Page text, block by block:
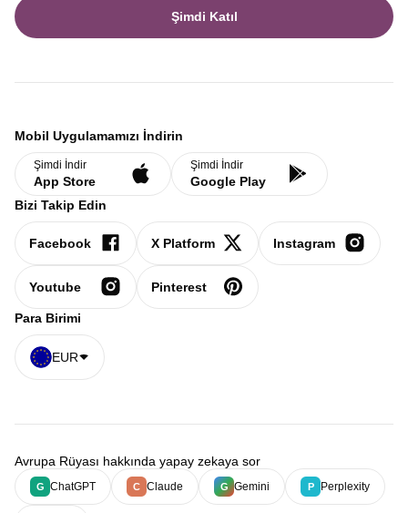
Şimdi Katıl
Mobil Uygulamamızı İndirin
Şimdi İndir
App Store
Şimdi İndir
Google Play
Bizi Takip Edin
Facebook X Platform Instagram
Youtube Pinterest
Para Birimi
EUR
Avrupa Rüyası hakkında yapay zekaya sor
G ChatGPT C Claude G Gemini P Perplexity